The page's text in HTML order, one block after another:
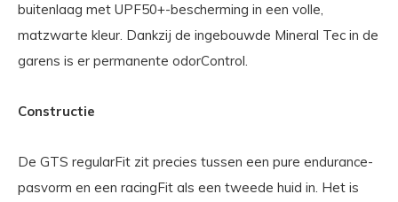
buitenlaag met UPF50+-bescherming in een volle,
matzwarte kleur. Dankzij de ingebouwde Mineral Tec in de
garens is er permanente odorControl.
Constructie
De GTS regularFit zit precies tussen een pure endurance-
pasvorm en een racingFit als een tweede huid in. Het is